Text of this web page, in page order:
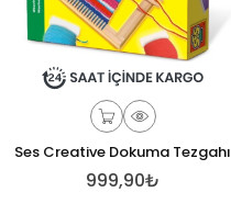
Ses Creative Dokuma Tezgahı
999,90₺